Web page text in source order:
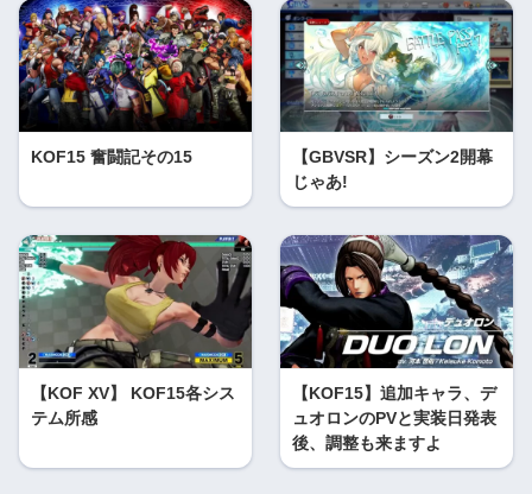
KOF15 奮闘記その15
【GBVSR】シーズン2開幕
じゃあ!
【KOF XV】 KOF15各シス
テム所感
【KOF15】追加キャラ、デ
ュオロンのPVと実装日発表
後、調整も来ますよ